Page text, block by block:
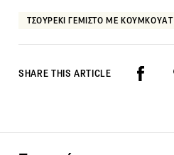
ΤΣΟΥΡΕΚΙ ΓΕΜΙΣΤΟ ΜΕ ΚΟΥΜΚΟΥΑΤ
SHARE THIS ARTICLE